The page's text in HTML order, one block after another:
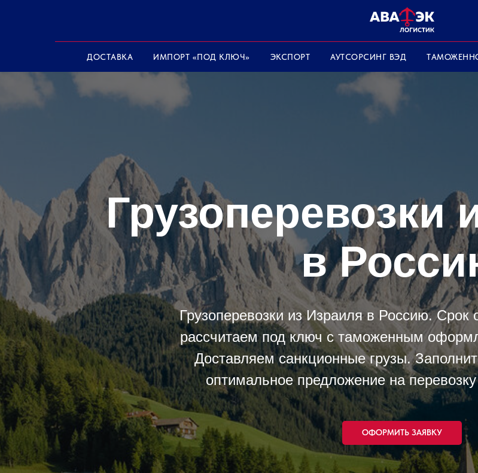
ДОСТАВКА ИМПОРТ «ПОД КЛЮЧ» ЭКСПОРТ АУТСОРСИНГ ВЭД
Грузоперевозки
в
Грузоперевозки из Израиля в Россию. Срок
рассчитаем под ключ с таможенным
Доставляем санкционные грузы.
оптимальное предложение на
ОФОРМИТЬ ЗАЯВКУ